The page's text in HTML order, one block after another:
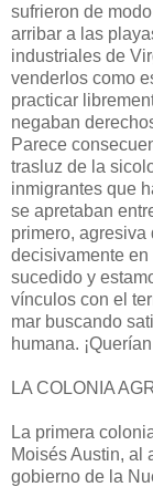
sufrieron de
arribar a las
industriales de
venderlos como
practicar
negaban
Parece
trasluz de la
inmigrantes que
se apretaban
primero,
decisivamente
sucedido y
vínculos con el
mar buscando
humana.
LA COLONIA
La primera
Moisés Austin, al
gobierno de la